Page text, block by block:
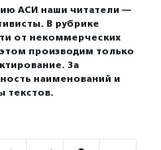
АСИ наши читатели —
В рубрике
от некоммерческих
производим только
За
наименований и
текстов.